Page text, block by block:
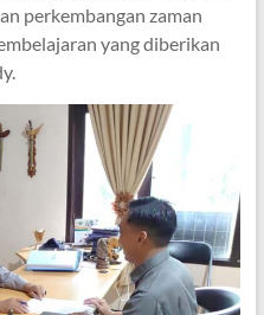
perkembangan zaman
yang diberikan